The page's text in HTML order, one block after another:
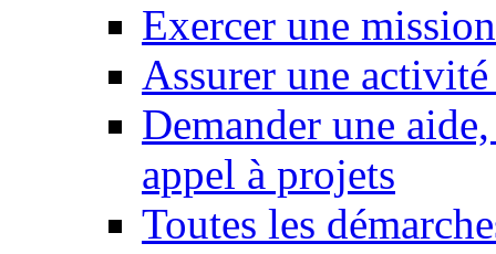
Exercer une mission
Assurer une
Demander une
appel à projets
Toutes les